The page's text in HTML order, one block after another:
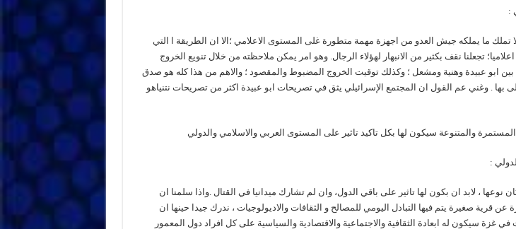
:
ما يملكه جيش العدو من اجهزة مهمة متطورة غلى المستوى الاعلامي ؛الا ان الطريقة ا التي
اعلاميا؛ تجعلنا نقف بكثير من الانبهار لهؤلاء الرجال. وهو امر يمكن ملاحظته من خلال تنويع الخروج
بين ابو عبيدة وهنية ومشعل ؛ وكذلك توقيت الخروج المضبوط والمقصود ؛ والاهم من هذا كله هو صدق
بها . وغني عم القول ان المجتمع الإسرائيلي يثق في تصريحات ابو عبيدة اكثر من تصريحات نتنياهو
المستمرة والمتنوعة سيكون لها بكل تاكيد تاثير على المستوى العربي والاسلامي والدولي
:
نوعها ، لابد ان بكون لها تاثير على باقي الدول، وان لم تشارك ميدانيا في القتال .واذا سلمنا ان
عن قرية صغيرة يتم فيها التبادل اليومي للمصالح و الثقافات والاديولوجيات ، ندرك جيدا حينها ان
غزة سيكون له ابعادة الثقافية والاجتماعية والاقتصادية والسياسية على كل افراد دول المعمور